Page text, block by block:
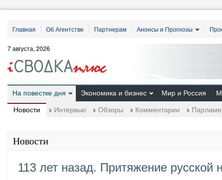
Главная Об Агентстве Партнерам Анонсы и Прогнозы
7 августа, 2026
На повестке дня
Новости Интервью Обзоры Комментарии
Экономика и бизнес Мир и Россия
Новости
113 лет назад. Притяжение русской